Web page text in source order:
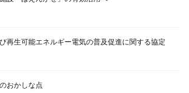
再生可能エネルギー電気の普及促進に関する協定
おかしな点